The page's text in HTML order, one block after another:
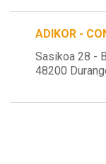
ADIKOR -
Sasikoa 28 -
48200